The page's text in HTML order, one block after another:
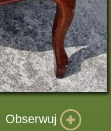
Obserwuj